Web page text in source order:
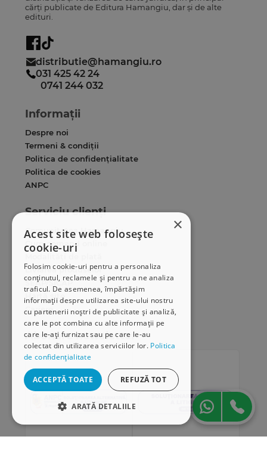
×
Acest site web folosește
cookie-uri
Folosim cookie-uri pentru a personaliza
conținutul, reclamele și pentru a ne analiza
traficul. De asemenea, împărtășim
informații despre utilizarea site-ului nostru
cu partenerii noștri de publicitate și analiză,
care le pot combina cu alte informații pe
care le-ați furnizat sau pe care le-au
colectat din utilizarea serviciilor lor. Politica
de confidențialitate
ACCEPTĂ TOATE REFUZĂ TOT
ARATĂ DETALIILE
cărți publicate de Editura Hamangiu, dar și de alte
edituri.
distributie@hamangiu.ro
031 425 42 24
0741 244 032
Informații
Despre noi
Termeni & condiții
Politica de confidențialitate
Politica de cookies
ANPC
Serviciu clienți
Comunitatea Hamangiu
Cum comand online
Livrarea produselor
SEAP/SICAP
Hartă site
Cariere
Abonare newsletter